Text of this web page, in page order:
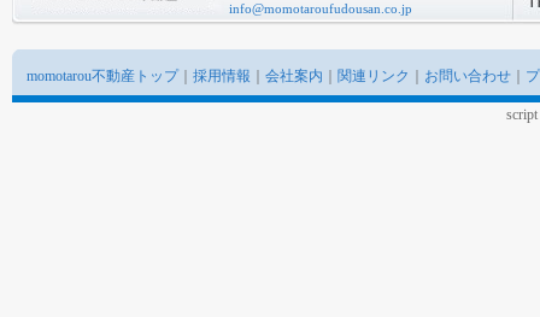
info@momotaroufudousan.co.jp
momotarou不動産トップ｜ 採用情報 会社案内 関連リンク お問い合わせ